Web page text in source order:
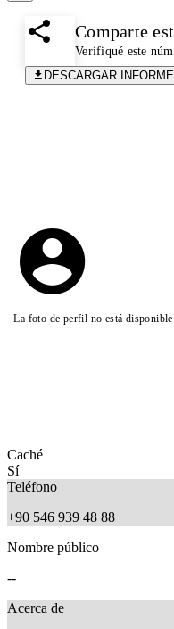
Comparte
Verifiqué este
DESCARGAR INFORME
La foto de perfil no está
Caché
Sí
Teléfono
+90 546 939 48 88
Nombre público
--
Acerca de